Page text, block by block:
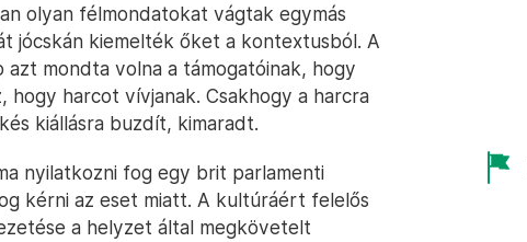
olyan félmondatokat vágtak egymás
jócskán kiemelték őket a kontextusból. A
mondta volna a támogatóinak, hogy
hogy harcot vívjanak. Csakhogy a harcra
kiállásra buzdít, kimaradt.
nyilatkozni fog egy brit parlamenti
kérni az eset miatt. A kultúráért felelős
a helyzet által megkövetelt